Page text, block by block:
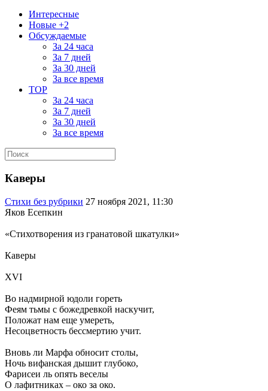
Интересные
Новые +2
Обсуждаемые
За 24 часа
За 7 дней
За 30 дней
За все время
TOP
За 24 часа
За 7 дней
За 30 дней
За все время
Каверы
Стихи без рубрики 27 ноября 2021, 11:30
Яков Есепкин
«Стихотворения из гранатовой шкатулки»
Каверы
XVI
Во надмирной юдоли гореть
Феям тьмы с божедревкой наскучит,
Положат нам еще умереть,
Несоцветность бессмертию учит.
Вновь ли Марфа обносит столы,
Ночь вифанская дышит глубоко,
Фарисеи ль опять веселы
О лафитниках – око за око.